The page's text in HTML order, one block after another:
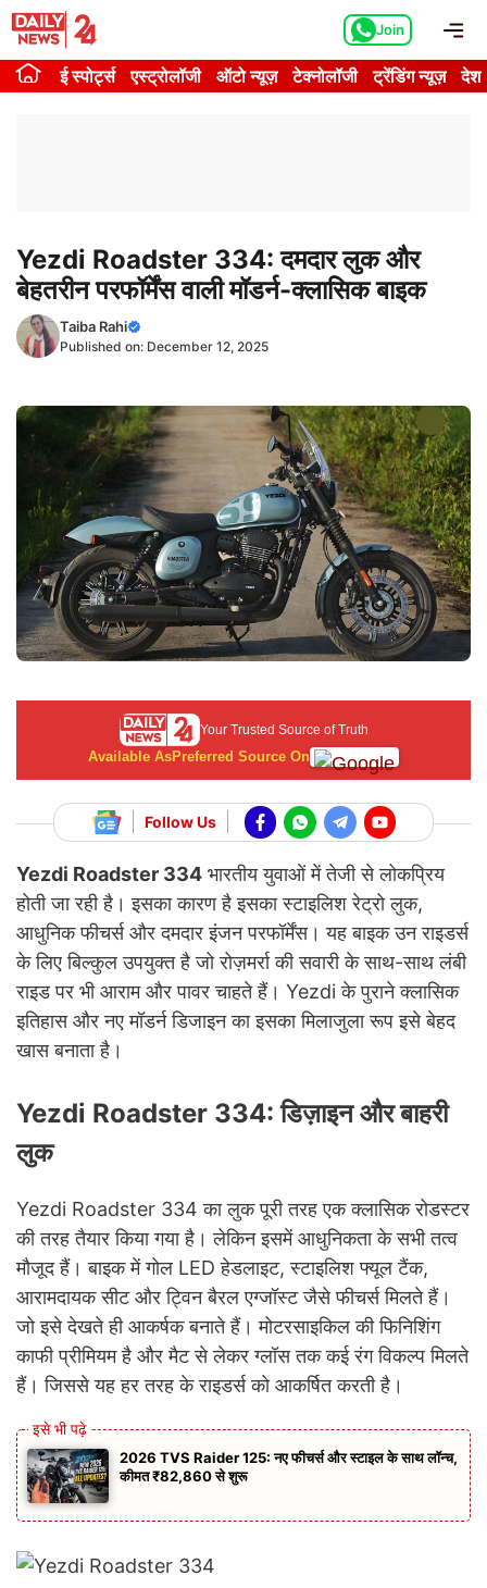
Skip
content
Join
ई स्पोर्ट्स एस्ट्रोलॉजी ऑटो न्यूज़ टेक्नोलॉजी ट्रेंडिंग न्यूज़ देश
Yezdi Roadster 334: दमदार लुक और
बेहतरीन परफॉर्मेंस वाली मॉडर्न-क्लासिक बाइक
Taiba Rahi
Published on: December 12, 2025
Your Trusted Source of Truth
Available AsPreferred Source On
Follow Us
Yezdi Roadster 334 भारतीय युवाओं में तेजी से लोकप्रिय
होती जा रही है। इसका कारण है इसका स्टाइलिश रेट्रो लुक,
आधुनिक फीचर्स और दमदार इंजन परफॉर्मेंस। यह बाइक उन राइडर्स
के लिए बिल्कुल उपयुक्त है जो रोज़मर्रा की सवारी के साथ-साथ लंबी
राइड पर भी आराम और पावर चाहते हैं। Yezdi के पुराने क्लासिक
इतिहास और नए मॉडर्न डिजाइन का इसका मिलाजुला रूप इसे बेहद
खास बनाता है।
Yezdi Roadster 334: डिज़ाइन और बाहरी
लुक
Yezdi Roadster 334 का लुक पूरी तरह एक क्लासिक रोडस्टर
की तरह तैयार किया गया है। लेकिन इसमें आधुनिकता के सभी तत्व
मौजूद हैं। बाइक में गोल LED हेडलाइट, स्टाइलिश फ्यूल टैंक,
आरामदायक सीट और ट्विन बैरल एग्जॉस्ट जैसे फीचर्स मिलते हैं।
जो इसे देखते ही आकर्षक बनाते हैं। मोटरसाइकिल की फिनिशिंग
काफी प्रीमियम है और मैट से लेकर ग्लॉस तक कई रंग विकल्प मिलते
हैं। जिससे यह हर तरह के राइडर्स को आकर्षित करती है।
2026 TVS Raider 125: नए फीचर्स और स्टाइल के साथ लॉन्च,
कीमत ₹82,860 से शुरू